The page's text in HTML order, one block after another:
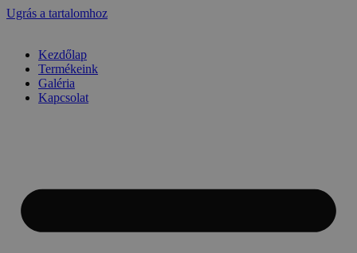
Ugrás a tartalomhoz
Kezdőlap
Termékeink
Galéria
Kapcsolat